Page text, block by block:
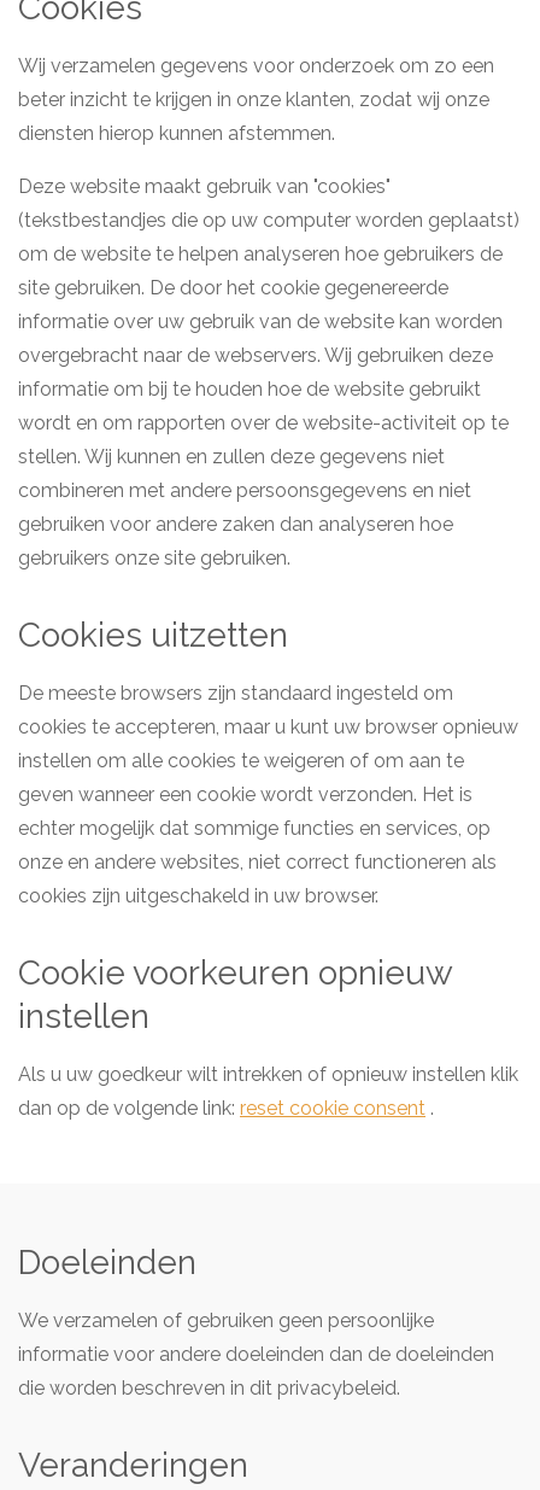
Wij verzamelen gegevens voor onderzoek om zo een
beter inzicht te krijgen in onze klanten, zodat wij onze
diensten hierop kunnen afstemmen.
Deze website maakt gebruik van "cookies"
(tekstbestandjes die op uw computer worden geplaatst)
om de website te helpen analyseren hoe gebruikers de
site gebruiken. De door het cookie gegenereerde
informatie over uw gebruik van de website kan worden
overgebracht naar de webservers. Wij gebruiken deze
informatie om bij te houden hoe de website gebruikt
wordt en om rapporten over de website-activiteit op te
stellen. Wij kunnen en zullen deze gegevens niet
combineren met andere persoonsgegevens en niet
gebruiken voor andere zaken dan analyseren hoe
gebruikers onze site gebruiken.
Cookies uitzetten
De meeste browsers zijn standaard ingesteld om
cookies te accepteren, maar u kunt uw browser opnieuw
instellen om alle cookies te weigeren of om aan te
geven wanneer een cookie wordt verzonden. Het is
echter mogelijk dat sommige functies en services, op
onze en andere websites, niet correct functioneren als
cookies zijn uitgeschakeld in uw browser.
Cookie voorkeuren opnieuw
instellen
Als u uw goedkeur wilt intrekken of opnieuw instellen klik
dan op de volgende link: reset cookie consent .
Doeleinden
We verzamelen of gebruiken geen persoonlijke
informatie voor andere doeleinden dan de doeleinden
die worden beschreven in dit privacybeleid.
Veranderingen